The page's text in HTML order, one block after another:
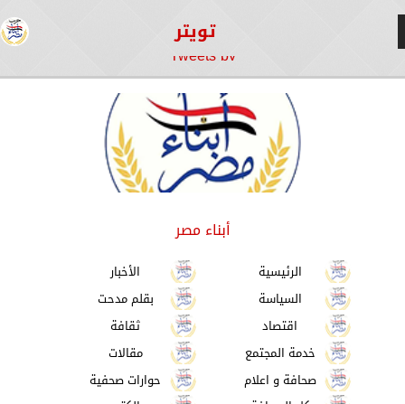
تويتر
Tweets by
أبناء مصر
الرئيسية
الأخبار
السياسة
بقلم مدحت
اقتصاد
ثقافة
خدمة المجتمع
مقالات
صحافة و اعلام
حوارات صحفية